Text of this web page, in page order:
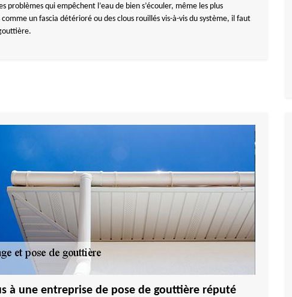
problèmes qui empêchent l’eau de bien s’écouler, même les plus
un fascia détérioré ou des clous rouillés vis-à-vis du système, il faut
à une entreprise de pose de gouttière réputé